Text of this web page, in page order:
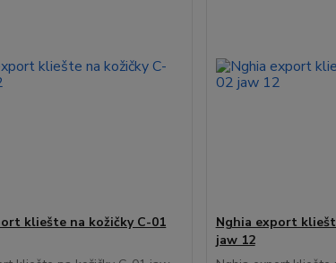
kliešte na kožičky C-01
Nghia export
jaw 12